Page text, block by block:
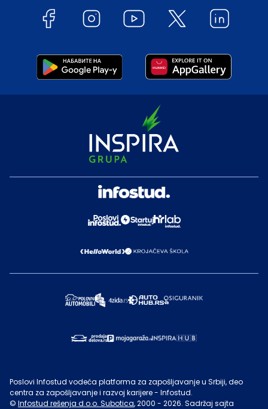
Poslovi Infostud vodeća platforma za zapošljavanje u Srbiji, deo
centra za zapošljavanje i razvoj karijere - Infostud.
© Infostud rešenja d.o.o. Subotica, 2000 - 2026. Sadržaj sajta